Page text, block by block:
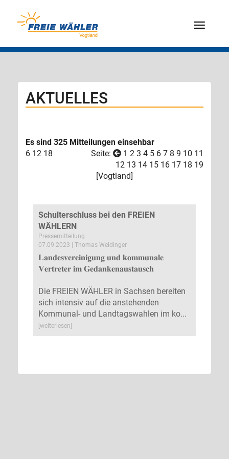
Menü
AKTUELLES
Es sind 325 Mitteilungen einsehbar
6 12 18 Seite: 1 2 3 4 5 6 7 8 9 10 11
12 13 14 15 16 17 18 19
[Vogtland]
Schulterschluss bei den FREIEN
WÄHLERN
Pressemitteilung
07.09.2023 | Thomas Weidinger
𝐋𝐚𝐧𝐝𝐞𝐬𝐯𝐞𝐫𝐞𝐢𝐧𝐢𝐠𝐮𝐧𝐠 𝐮𝐧𝐝 𝐤𝐨𝐦𝐦𝐮𝐧𝐚𝐥𝐞
𝐕𝐞𝐫𝐭𝐫𝐞𝐭𝐞𝐫 𝐢𝐦 𝐆𝐞𝐝𝐚𝐧𝐤𝐞𝐧𝐚𝐮𝐬𝐭𝐚𝐮𝐬𝐜𝐡
Die FREIEN WÄHLER in Sachsen bereiten
sich intensiv auf die anstehenden
Kommunal- und Landtagswahlen im ko...
[weiterlesen]